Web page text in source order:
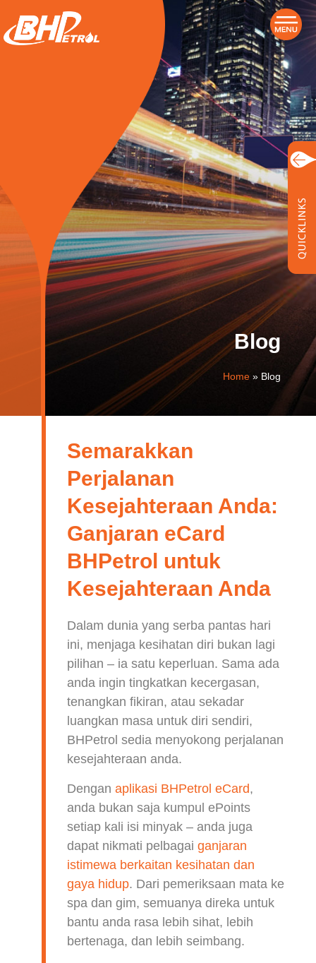
Blog
Home» Blog
Semarakkan
Perjalanan
Kesejahteraan Anda:
Ganjaran eCard
BHPetrol untuk
Kesejahteraan Anda
Dalam dunia yang serba pantas hari
ini, menjaga kesihatan diri bukan lagi
pilihan – ia satu keperluan. Sama ada
anda ingin tingkatkan kecergasan,
tenangkan fikiran, atau sekadar
luangkan masa untuk diri sendiri,
BHPetrol sedia menyokong perjalanan
kesejahteraan anda.
Dengan aplikasi BHPetrol eCard,
anda bukan saja kumpul ePoints
setiap kali isi minyak – anda juga
dapat nikmati pelbagai ganjaran
istimewa berkaitan kesihatan dan
gaya hidup. Dari pemeriksaan mata ke
spa dan gim, semuanya direka untuk
bantu anda rasa lebih sihat, lebih
bertenaga, dan lebih seimbang.